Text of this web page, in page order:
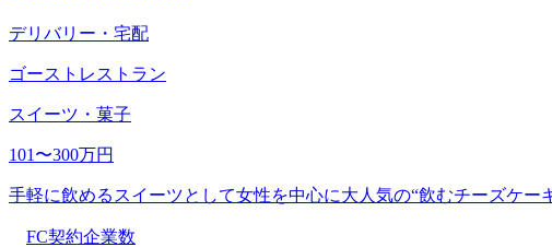
デリバリー・宅配
ゴーストレストラン
スイーツ・菓子
101〜300万円
手軽に飲めるスイーツとして女性を中心に大人気の“飲むチーズケー
FC契約企業数